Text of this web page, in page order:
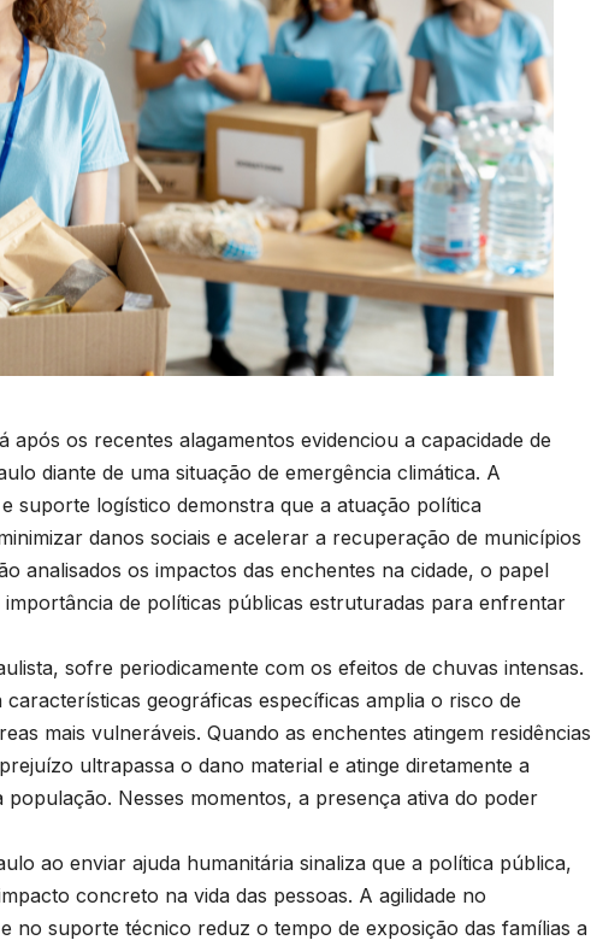
após os recentes alagamentos evidenciou a capacidade de
diante de uma situação de emergência climática. A
suporte logístico demonstra que a atuação política
danos sociais e acelerar a recuperação de municípios
analisados os impactos das enchentes na cidade, o papel
importância de políticas públicas estruturadas para enfrentar
sofre periodicamente com os efeitos de chuvas intensas.
geográficas específicas amplia o risco de
mais vulneráveis. Quando as enchentes atingem residências
ultrapassa o dano material e atinge diretamente a
população. Nesses momentos, a presença ativa do poder
ao enviar ajuda humanitária sinaliza que a política pública,
concreto na vida das pessoas. A agilidade no
no suporte técnico reduz o tempo de exposição das famílias a